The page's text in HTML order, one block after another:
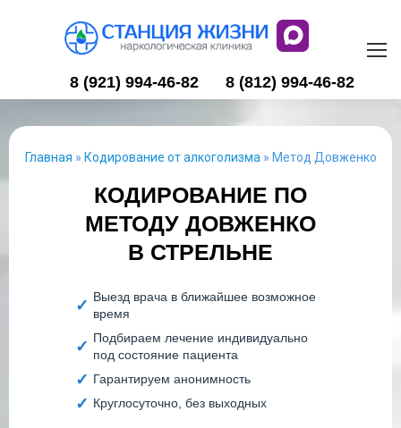
8 (921) 994-46-82 8 (812) 994-46-82
Главная » Кодирование от алкоголизма » Метод Довженко
КОДИРОВАНИЕ ПО
МЕТОДУ ДОВЖЕНКО
В СТРЕЛЬНЕ
Выезд врача в ближайшее возможное
время
Подбираем лечение индивидуально
под состояние пациента
Гарантируем анонимность
Круглосуточно, без выходных